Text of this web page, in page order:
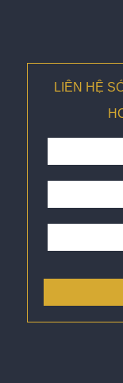
LIÊN HỆ